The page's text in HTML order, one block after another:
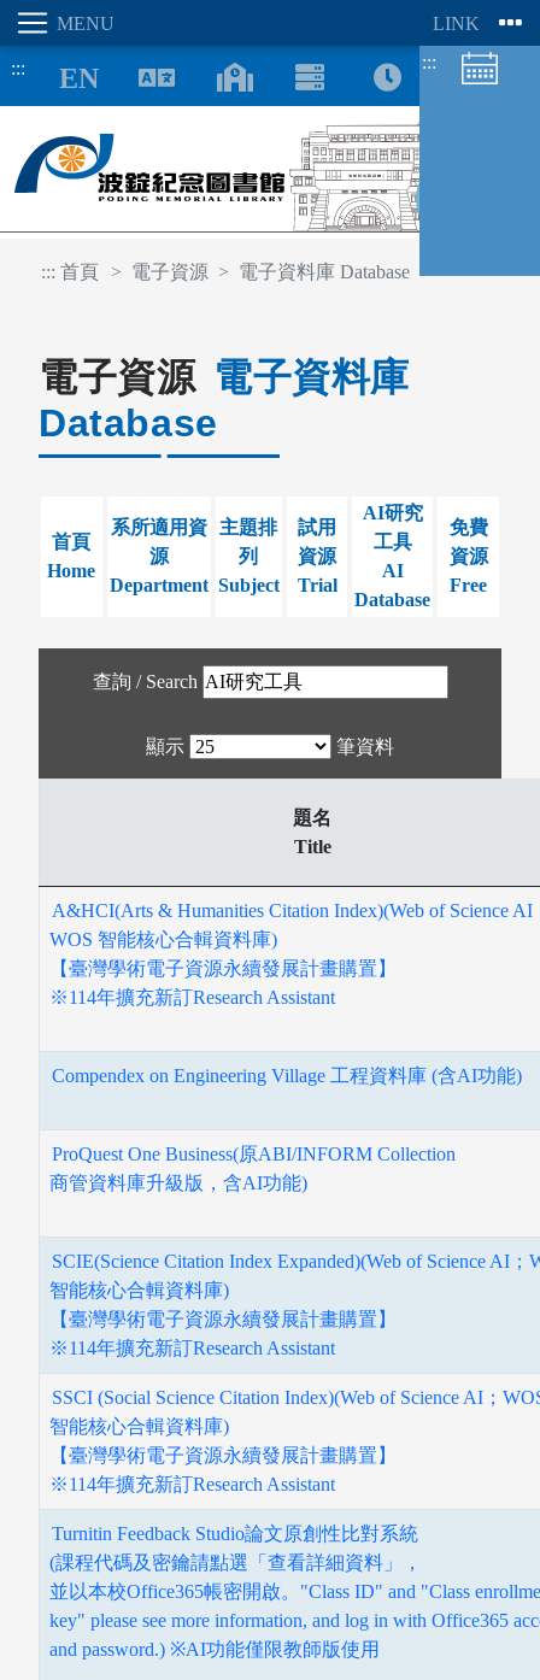
::: :::
::: 首頁 電子資源 電子資料庫 Database
電子資源 電子資料庫
Database
首頁
Home
系所適用資
源
Department
主題排
列
Subject
試用
資源
Trial
AI研究
工具
AI
Database
免費
資源
Free
查詢 / Search
顯示 筆資料
題名
Title
A&HCI(Arts & Humanities Citation Index)(Web of Science AI
WOS 智能核心合輯資料庫)
【臺灣學術電子資源永續發展計畫購置】
※114年擴充新訂Research Assistant
Compendex on Engineering Village 工程資料庫 (含AI功能)
ProQuest One Business(原ABI/INFORM Collection
商管資料庫升級版，含AI功能)
SCIE(Science Citation Index Expanded)(Web of Science AI；
智能核心合輯資料庫)
【臺灣學術電子資源永續發展計畫購置】
※114年擴充新訂Research Assistant
SSCI (Social Science Citation Index)(Web of Science AI；
智能核心合輯資料庫)
【臺灣學術電子資源永續發展計畫購置】
※114年擴充新訂Research Assistant
Turnitin Feedback Studio論文原創性比對系統
(課程代碼及密鑰請點選「查看詳細資料」，
並以本校Office365帳密開啟。"Class ID" and "Class
key" please see more information, and log in with Office365
and password.) ※AI功能僅限教師版使用